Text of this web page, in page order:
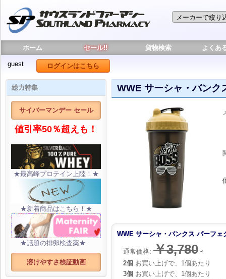
ホーム セール!! 貨物検索 よくあ
guest ログインはこちら
総力特集
サイバーマンデー セール
値引率50％超えも！
★最高峰プロテイン上陸！★
★新着商品はこちら！★
★話題の排卵検査薬★
溶けやすさ検証動画
WWE サーシャ・バンク
WWE サーシャ・バンクス パーフ
通常価格: ￥3,780 ⇨
2個 お買い上げで、1個あたり
3個 お買い上げで、1個あたり